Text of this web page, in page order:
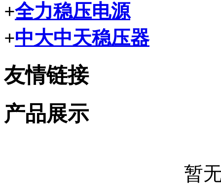
+全力稳压电源
+中大中天稳压器
友情链接
产品展示
暂